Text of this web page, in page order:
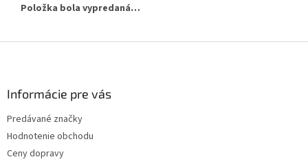
Položka bola vypredaná…
Informácie pre vás
Predávané značky
Hodnotenie obchodu
Ceny dopravy